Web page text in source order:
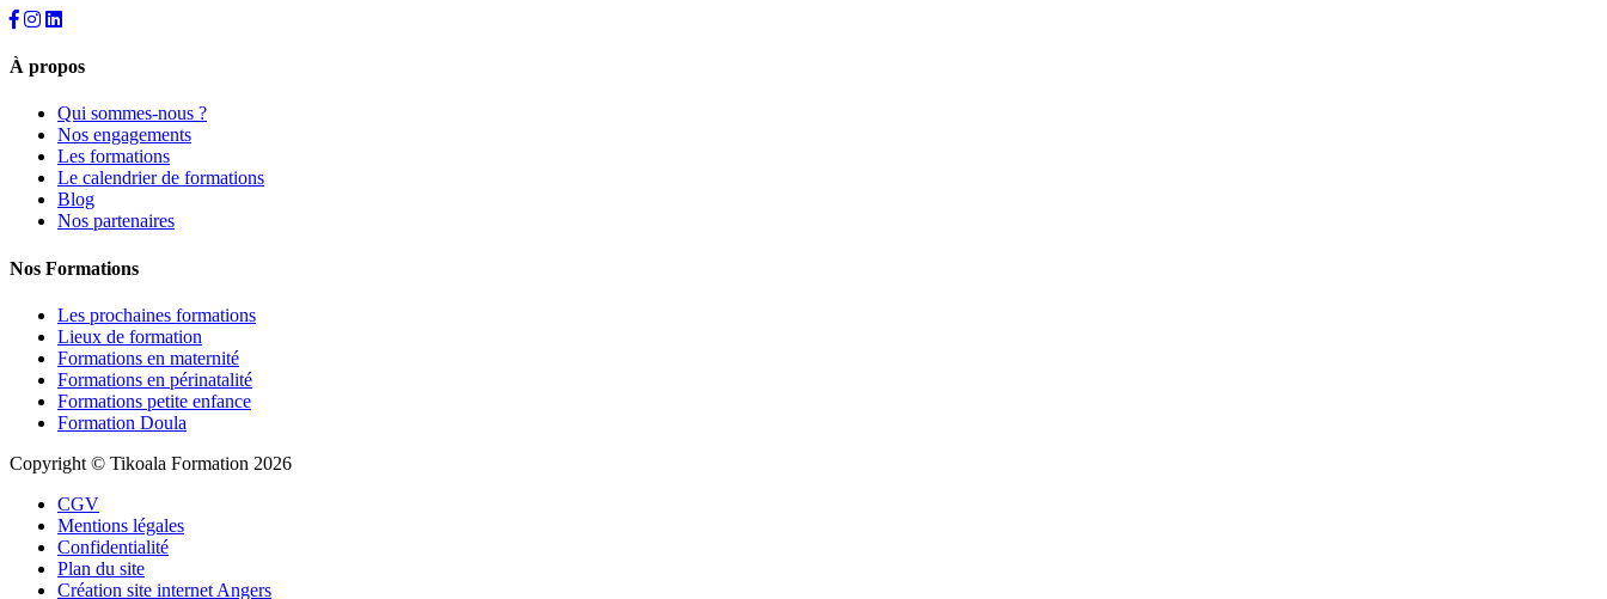
À propos
Qui sommes-nous ?
Nos engagements
Les formations
Le calendrier de formations
Blog
Nos partenaires
Nos Formations
Les prochaines formations
Lieux de formation
Formations en maternité
Formations en périnatalité
Formations petite enfance
Formation Doula
Copyright © Tikoala Formation 2026
CGV
Mentions légales
Confidentialité
Plan du site
Création site internet Angers